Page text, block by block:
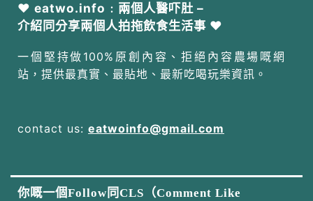
❤ eatwo.info﹕兩個人醫吓肚 –
介紹同分享兩個人拍拖飲食生活事 ❤
一個堅持做100%原創內容、拒絕內容農場嘅網
站，提供最真實、最貼地、最新吃喝玩樂資訊。
contact us: eatwoinfo@gmail.com
你嘅一個Follow同CLS（Comment Like